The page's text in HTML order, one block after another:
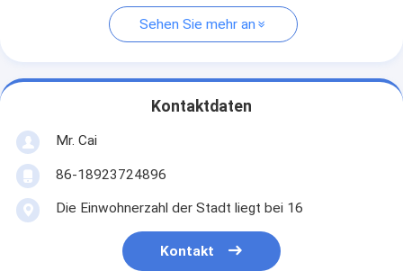
Sehen Sie mehr an
Kontaktdaten
Mr. Cai
86-18923724896
Die Einwohnerzahl der Stadt liegt bei 16
Kontakt